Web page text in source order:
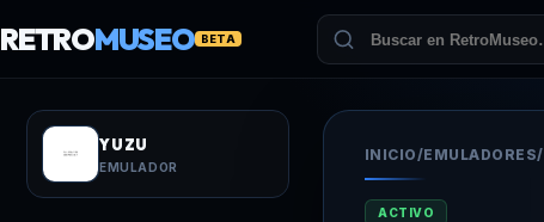
RETROMUSEO BETA
YUZU
EMULADOR
INICIO/EMULADORES/
ACTIVO